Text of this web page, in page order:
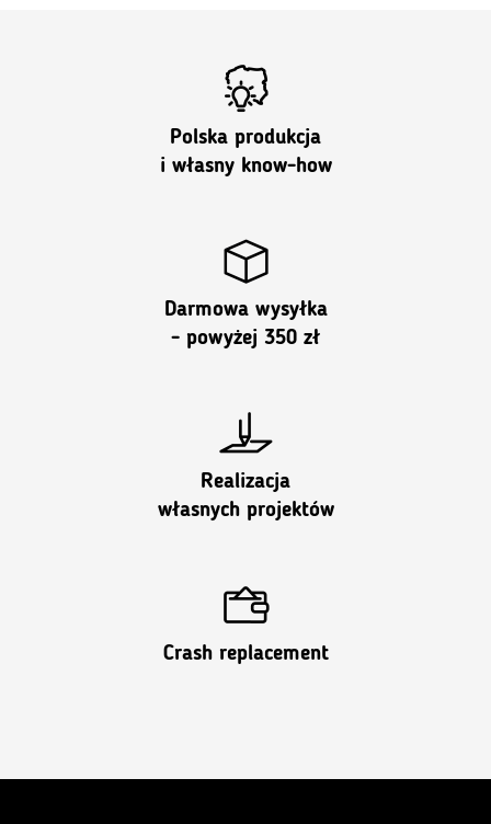
Polska produkcja
i własny know-how
Darmowa wysyłka
- powyżej 350 zł
Realizacja
własnych projektów
Crash replacement